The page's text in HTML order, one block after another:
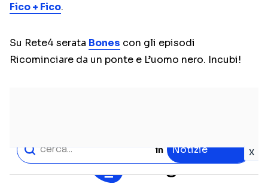
Fico + Fico.
Su Rete4 serata Bones con gli episodi
Ricominciare da un ponte e L’uomo nero. Incubi!